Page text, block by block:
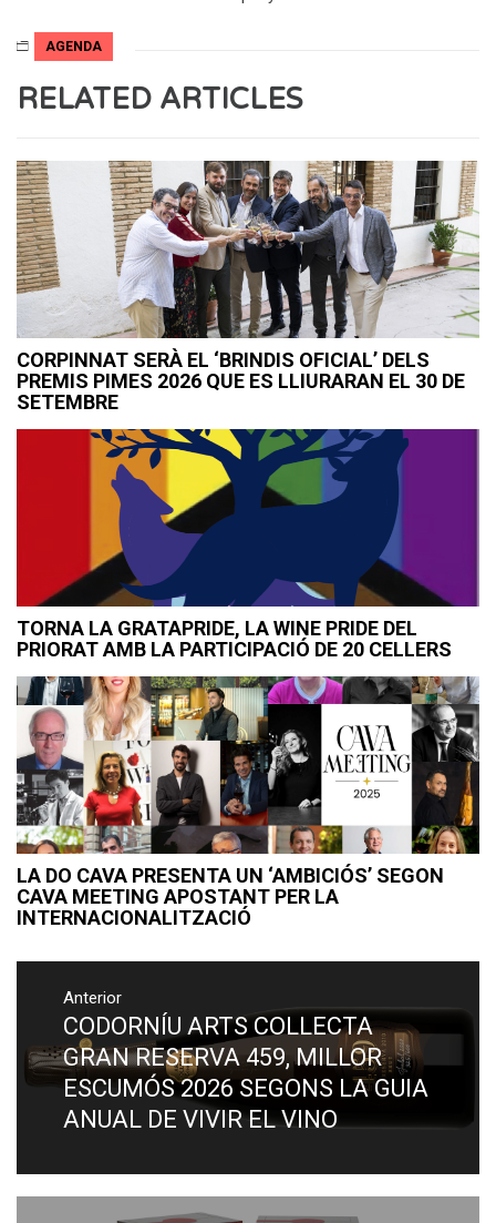
AGENDA
RELATED ARTICLES
CORPINNAT SERÀ EL ‘BRINDIS OFICIAL’ DELS
PREMIS PIMES 2026 QUE ES LLIURARAN EL 30 DE
SETEMBRE
TORNA LA GRATAPRIDE, LA WINE PRIDE DEL
PRIORAT AMB LA PARTICIPACIÓ DE 20 CELLERS
LA DO CAVA PRESENTA UN ‘AMBICIÓS’ SEGON
CAVA MEETING APOSTANT PER LA
INTERNACIONALITZACIÓ
d'entrades
Anterior
Previous
post:
CODORNÍU ARTS COLLECTA
GRAN RESERVA 459, MILLOR
ESCUMÓS 2026 SEGONS LA GUIA
ANUAL DE VIVIR EL VINO